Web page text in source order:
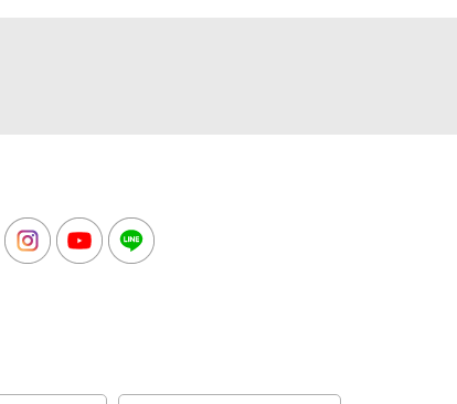
FacebookInstagramYoutube